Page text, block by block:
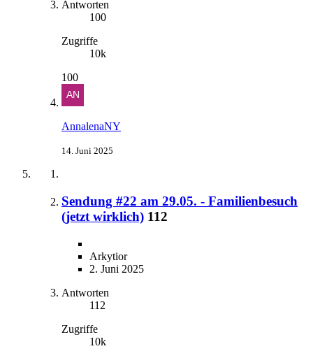
Antworten
100
Zugriffe
10k
100
AnnalenaNY
14. Juni 2025
Sendung #22 am 29.05. - Familienbesuch
(jetzt wirklich) 112
Arkytior
2. Juni 2025
Antworten
112
Zugriffe
10k